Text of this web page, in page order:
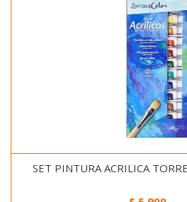
SET PINTURA ACRILICA